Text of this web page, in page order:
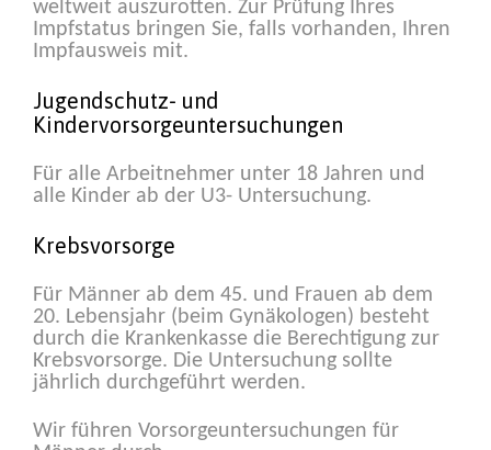
weltweit auszurotten. Zur Prüfung Ihres
Impfstatus bringen Sie, falls vorhanden, Ihren
Impfausweis mit.
Jugendschutz- und
Kindervorsorgeuntersuchungen
Für alle Arbeitnehmer unter 18 Jahren und
alle Kinder ab der U3- Untersuchung.
Krebsvorsorge
Für Männer ab dem 45. und Frauen ab dem
20. Lebensjahr (beim Gynäkologen) besteht
durch die Krankenkasse die Berechtigung zur
Krebsvorsorge. Die Untersuchung sollte
jährlich durchgeführt werden.
Wir führen Vorsorgeuntersuchungen für